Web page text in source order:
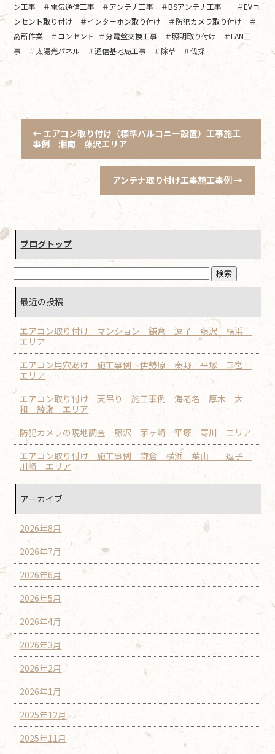
ン工事 ＃電気通信工事 ＃アンテナ工事 ＃BSアンテナ工事 ＃EVコ
ンセント取り付け ＃インターホン取り付け ＃防犯カメラ取り付け ＃
高所作業 ＃コンセント ＃分電盤交換工事 ＃照明取り付け ＃LAN工
事 ＃太陽光パネル ＃通信基地局工事 ＃除草 ＃伐採
← エアコン取り付け（標準バルコニー設置）工事施工
事例 湘南 藤沢エリア
アンテナ取り付け工事施工事例→
ブログトップ
最近の投稿
エアコン取り付け マンション 鎌倉 逗子 藤沢 横浜
エリア
エアコン用穴あけ 施工事例 伊勢原 秦野 平塚 二宮
エリア
エアコン取り付け 天吊り 施工事例 海老名 厚木 大
和 綾瀬 エリア
防犯カメラの現地調査 藤沢 茅ヶ崎 平塚 寒川 エリア
エアコン取り付け 施工事例 鎌倉 横浜 葉山 逗子
川崎 エリア
アーカイブ
2026年8月
2026年7月
2026年6月
2026年5月
2026年4月
2026年3月
2026年2月
2026年1月
2025年12月
2025年11月